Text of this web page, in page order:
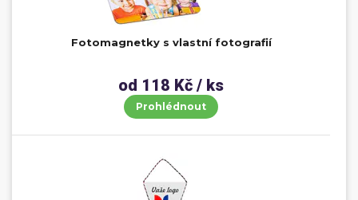
Fotomagnetky s vlastní fotografií
od 118 Kč / ks
Prohlédnout